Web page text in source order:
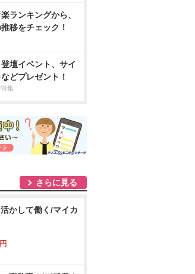
ランキングから、
移をチェック！
壇イベント、サイ
どプレゼント！
集
さらに見る
かして働く/マイカ